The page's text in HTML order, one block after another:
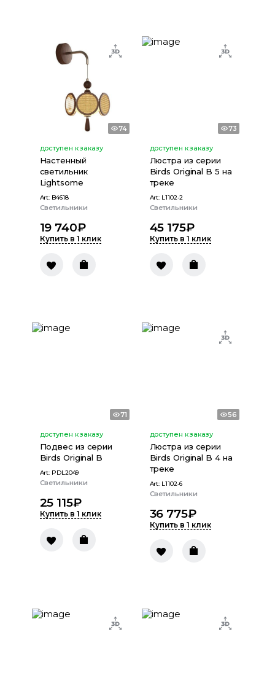
74
доступен к заказу
Настенный
светильник
Lightsome
Art: B4618
Светильники
19 740₽
Купить в 1 клик
73
доступен к заказу
Люстра из серии
Birds Original B 5 на
треке
Art: L1102-2
Светильники
45 175₽
Купить в 1 клик
71
доступен к заказу
Подвес из серии
Birds Original B
Art: PDL2049
Светильники
25 115₽
Купить в 1 клик
56
доступен к заказу
Люстра из серии
Birds Original B 4 на
треке
Art: L1102-6
Светильники
36 775₽
Купить в 1 клик